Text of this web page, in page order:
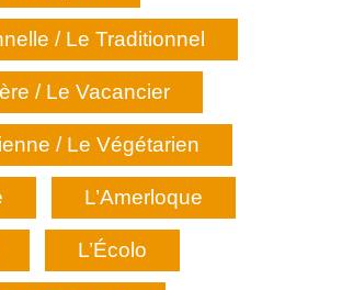
/ Le Traditionnel
/ Le Vacancier
/ Le Végétarien
L’Amerloque
L’Écolo